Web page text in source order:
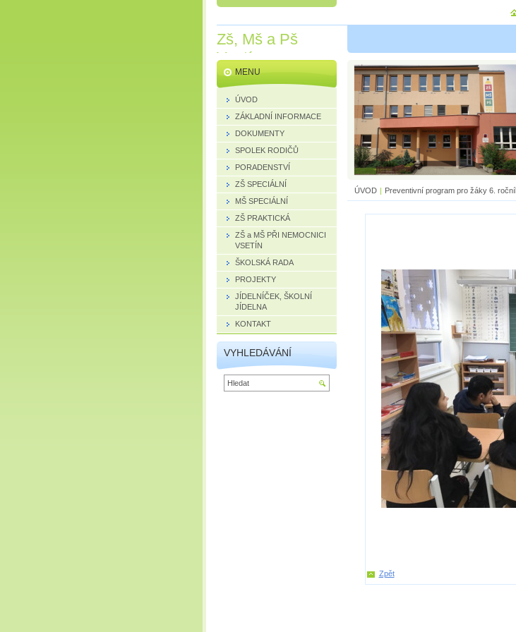
Zš, Mš a Pš
Vsetín
ÚVOD | Preventivní program pro žáky 6.
Zpět
MENU
ÚVOD
ZÁKLADNÍ INFORMACE
DOKUMENTY
SPOLEK RODIČŮ
PORADENSTVÍ
ZŠ SPECIÁLNÍ
MŠ SPECIÁLNÍ
ZŠ PRAKTICKÁ
ZŠ a MŠ PŘI NEMOCNICI
VSETÍN
ŠKOLSKÁ RADA
PROJEKTY
JÍDELNÍČEK, ŠKOLNÍ
JÍDELNA
KONTAKT
VYHLEDÁVÁNÍ